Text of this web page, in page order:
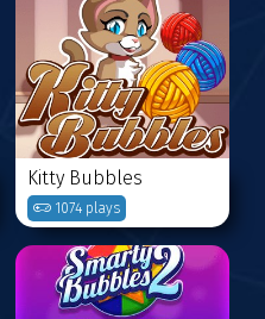
Kitty Bubbles
1074 plays